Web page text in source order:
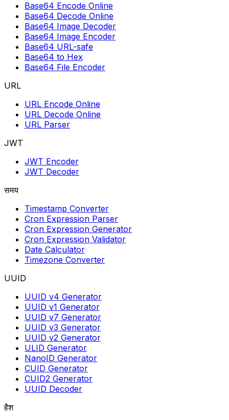
Base64 Encode Online
Base64 Decode Online
Base64 Image Decoder
Base64 Image Encoder
Base64 URL-safe
Base64 to Hex
Base64 File Encoder
URL
URL Encode Online
URL Decode Online
URL Parser
JWT
JWT Encoder
JWT Decoder
समय
Timestamp Converter
Cron Expression Parser
Cron Expression Generator
Cron Expression Validator
Date Calculator
Timezone Converter
UUID
UUID v4 Generator
UUID v1 Generator
UUID v7 Generator
UUID v3 Generator
UUID v2 Generator
ULID Generator
NanoID Generator
CUID Generator
CUID2 Generator
UUID Decoder
हैश